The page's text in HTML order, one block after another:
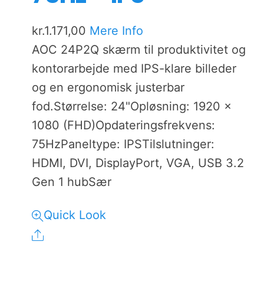
kr.1.171,00 Mere Info
AOC 24P2Q skærm til produktivitet og
kontorarbejde med IPS-klare billeder
og en ergonomisk justerbar
fod.Størrelse: 24"Opløsning: 1920 x
1080 (FHD)Opdateringsfrekvens:
75HzPaneltype: IPSTilslutninger:
HDMI, DVI, DisplayPort, VGA, USB 3.2
Gen 1 hubSær
Quick Look
Share